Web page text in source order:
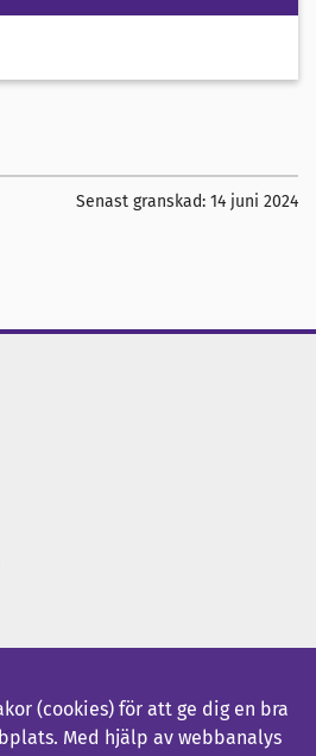
Senast granskad: 14 juni 2024
(cookies) för att ge dig en bra
Med hjälp av webbanalys